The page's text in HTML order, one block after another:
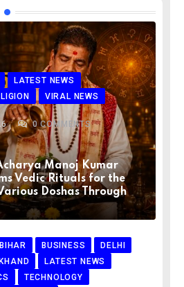
LATEST NEWS
VIRAL NEWS
0COMMENTS
Manoj Kumar
Vedic Rituals for the
Doshas Through
BIHAR BUSINESS
DELHI
LATEST NEWS
TECHNOLOGY